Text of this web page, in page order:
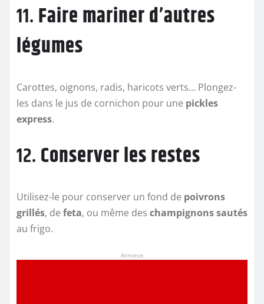
11.Faire mariner d’autres
légumes
Carottes, oignons, radis, haricots verts… Plongez-
les dans le jus de cornichon pour une pickles
express.
12.Conserver les restes
Utilisez-le pour conserver un fond de poivrons
grillés, de feta, ou même des champignons sautés
au frigo.
Annonce